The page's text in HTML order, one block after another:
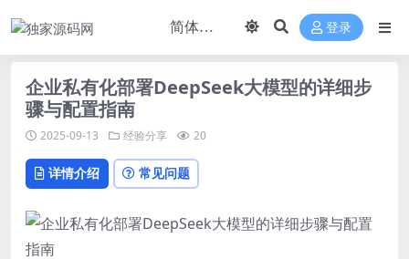
登录
企业私有化部署DeepSeek大模型的详细步
骤与配置指南
2025-09-13 经验分享 20
详情介绍 常见问题